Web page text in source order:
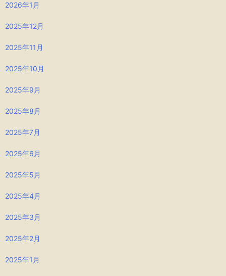
2026年1月
2025年12月
2025年11月
2025年10月
2025年9月
2025年8月
2025年7月
2025年6月
2025年5月
2025年4月
2025年3月
2025年2月
2025年1月